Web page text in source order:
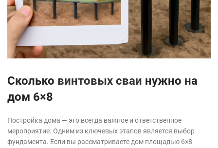
Сколько винтовых сваи нужно на
дом 6×8
Постройка дома — это всегда важное и ответственное
мероприятие. Одним из ключевых этапов является выбор
фундамента. Если вы рассматриваете дом площадью 6×8